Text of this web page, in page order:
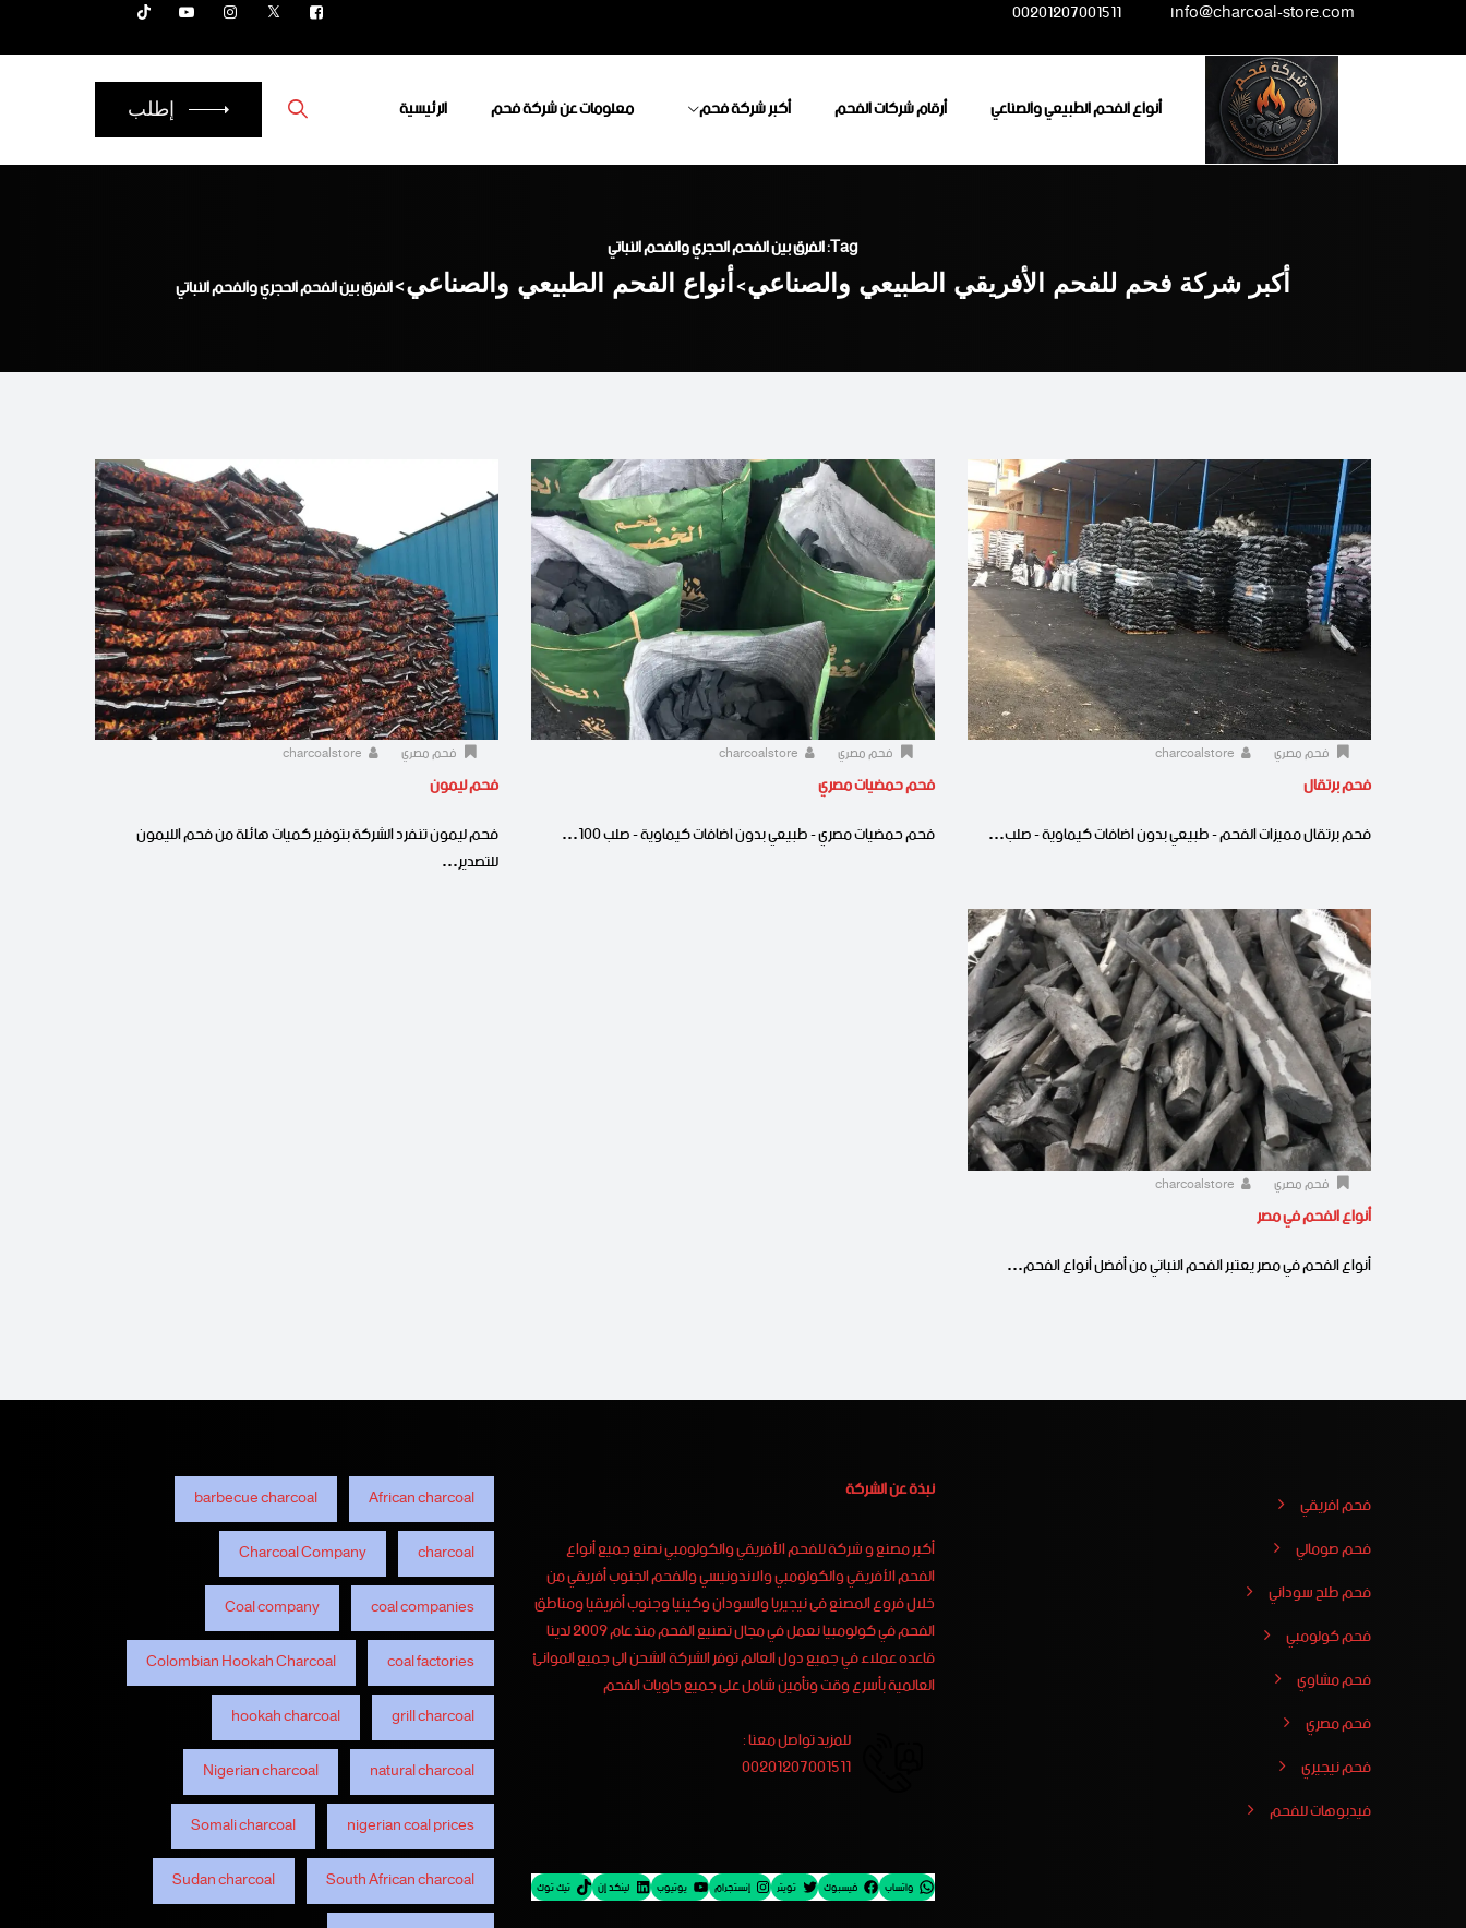
content
info@charcoal-store.com
00201207001511
الرئيسية معلومات عن شركة فحم أكبر شركة فحم أرقام شركات الفحم أنواع الفحم الطبيعي والصناعي إطلب
Tag: الفرق بين الفحم الحجري والفحم النباتي
أكبر شركة فحم للفحم الأفريقي الطبيعي والصناعي> أنواع الفحم الطبيعي والصناعي>الفرق بين الفحم الحجري والفحم النباتي
فحم مصري
فحم برتقال
فحم برتقال مميزات الفحم - طبيعي بدون اضافات كيماوية - صلب…
فحم مصري
فحم حمضيات مصري
فحم حمضيات مصري - طبيعي بدون اضافات كيماوية - صلب 100…
فحم مصري
فحم ليمون
فحم ليمون تنفرد الشركة بتوفير كميات هائلة من فحم الليمون
للتصدير…
فحم مصري
أنواع الفحم في مصر
أنواع الفحم في مصر يعتبر الفحم النباتي من أفضل أنواع الفحم…
فحم افريقي
فحم صومالي
فحم طلح سوداني
فحم كولومبي
فحم مشاوي
فحم مصري
فحم نيجيري
فيدبوهات للفحم
نبذة عن الشركة
أكبر مصنع و شركة للفحم الأفريقي والكولومبي نصنع جميع أنواع
الفحم الأفريقي والكولومبي والاندونيسي والفحم الجنوب أفريقي من
خلال فروع المصنع فى نيجيريا والسودان وكينيا وجنوب أفريقيا ومناطق
الفحم في كولومبيا نعمل في مجال تصنيع الفحم منذ عام 2009 لدينا
قاعده عملاء في جميع دول العالم توفر الشركة الشحن الى جميع الموانئ
العالمية بأسرع وقت وتأمين شامل على جميع حاويات الفحم
للمزيد تواصل معنا :
00201207001511
واتساب فيسبوك تويتر إنستجرام يوتيوب لينكد إن تيك توك
African charcoal
barbecue charcoal
charcoal
Charcoal Company
coal companies
Coal company
coal factories
Colombian Hookah Charcoal
grill charcoal
hookah charcoal
natural charcoal
Nigerian charcoal
nigerian coal prices
Somali charcoal
South African charcoal
Sudan charcoal